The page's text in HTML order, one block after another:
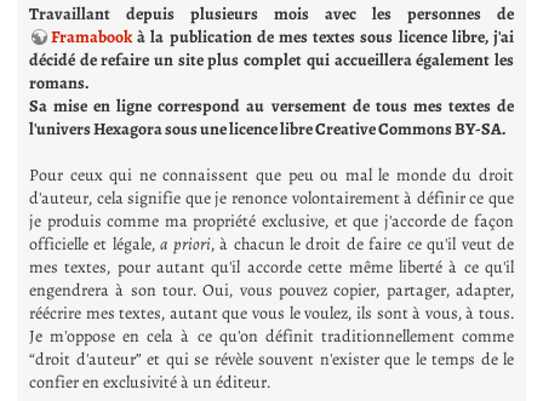
Travaillant depuis plusieurs mois avec les personnes de
Framabookà la publication de mes textes sous licence libre, j'ai
décidé de refaire un site plus complet qui accueillera également les
romans.
Sa mise en ligne correspond au versement de tous mes textes de
l'univers Hexagora sous une licence libre Creative Commons BY-SA.
Pour ceux qui ne connaissent que peu ou mal le monde du droit
d'auteur, cela signifie que je renonce volontairement à définir ce que
je produis comme ma propriété exclusive, et que j'accorde de façon
officielle et légale,a priori, à chacun le droit de faire ce qu'il veut de
mes textes, pour autant qu'il accorde cette même liberté à ce qu'il
engendrera à son tour. Oui, vous pouvez copier, partager, adapter,
réécrire mes textes, autant que vous le voulez, ils sont à vous, à tous.
Je m'oppose en cela à ce qu'on définit traditionnellement comme
“droit d'auteur” et qui se révèle souvent n'exister que le temps de le
confier en exclusivité à un éditeur.